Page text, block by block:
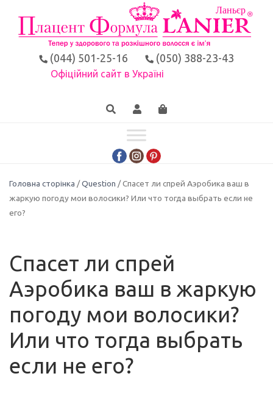
(044) 501-25-16 (050) 388-23-43
Офіційний сайт в Україні
Головна сторінка /Question / Спасет ли спрей Аэробика ваш в
жаркую погоду мои волосики? Или что тогда выбрать если не
его?
Спасет ли спрей
Аэробика ваш в жаркую
погоду мои волосики?
Или что тогда выбрать
если не его?